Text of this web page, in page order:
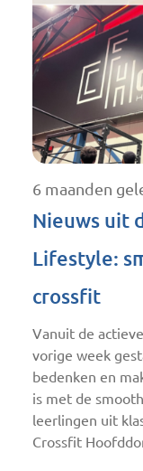
6 maanden
Nieuws uit
Lifestyle:
crossfit
Vanuit de
vorige week
bedenken en
is met de
leerlingen uit
Crossfit